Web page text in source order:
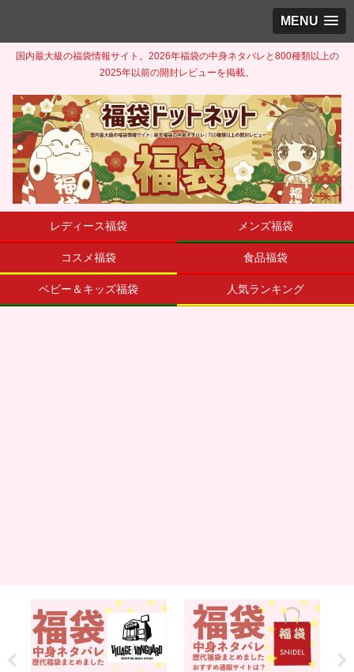
MENU
国内最大級の福袋情報サイト。2026年福袋の中身ネタバレと800種類以上の
2025年以前の開封レビューを掲載。
レディース福袋 メンズ福袋
コスメ福袋 食品福袋
ベビー＆キッズ福袋 人気ランキング